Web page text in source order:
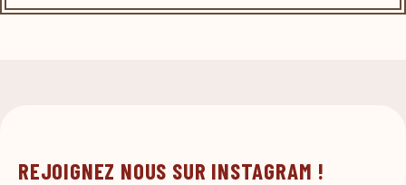
REJOIGNEZ NOUS SUR INSTAGRAM !